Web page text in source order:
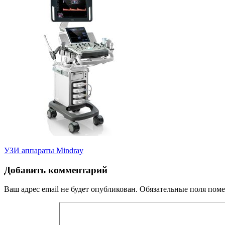
Навигация
по
записям
УЗИ аппараты Mindray
Добавить комментарий
Ваш адрес email не будет опубликован. Обязательные поля